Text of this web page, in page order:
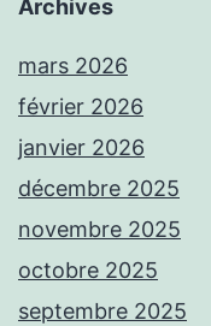
Archives
mars 2026
février 2026
janvier 2026
décembre 2025
novembre 2025
octobre 2025
septembre 2025